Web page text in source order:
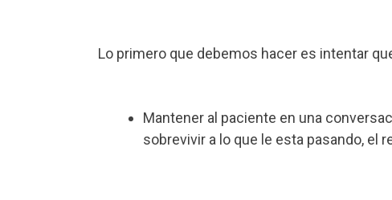
Lo primero que debemos hacer es intentar
Mantener al paciente en una
sobrevivir a lo que le esta pasando, el